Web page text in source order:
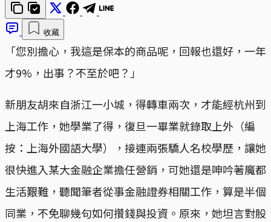
收藏
「您別擔心，我這是保本的商品呢，回報也還好，一年
才9%，出事？不至於吧？」
新朋友胡來自浙江一小城，得轉車兩次，才能經杭州到
上海工作，她學業了得，復旦一畢業就錄取上外（編
按：上海外國語大學），接連兩張驕人名校學歷，讓她
很快進入某大金融企業擔任營銷，可她還是呻吟著魔都
生活艱難，聽聞筆者從事金融證券相關工作，算是半個
同業，不免聊幾句如何攢錢與投資。原來，她坦言對股